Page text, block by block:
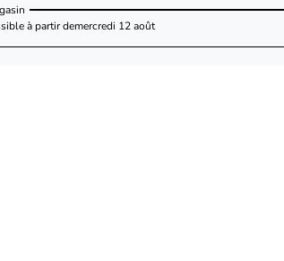
à partir demercredi 12 août